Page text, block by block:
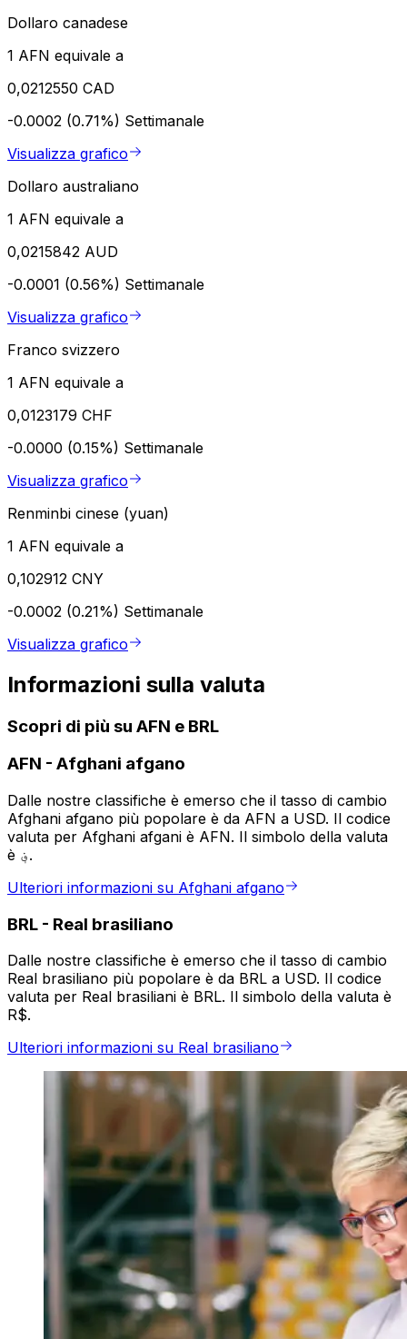
Dollaro canadese
1 AFN equivale a
0,0212550 CAD
-0.0002 (0.71%) Settimanale
Visualizza grafico
Dollaro australiano
1 AFN equivale a
0,0215842 AUD
-0.0001 (0.56%) Settimanale
Visualizza grafico
Franco svizzero
1 AFN equivale a
0,0123179 CHF
-0.0000 (0.15%) Settimanale
Visualizza grafico
Renminbi cinese (yuan)
1 AFN equivale a
0,102912 CNY
-0.0002 (0.21%) Settimanale
Visualizza grafico
Informazioni sulla valuta
Scopri di più su AFN e BRL
AFN - Afghani afgano
Dalle nostre classifiche è emerso che il tasso di cambio
Afghani afgano più popolare è da AFN a USD. Il codice
valuta per Afghani afgani è AFN. Il simbolo della valuta
è ؋.
Ulteriori informazioni su Afghani afgano
BRL - Real brasiliano
Dalle nostre classifiche è emerso che il tasso di cambio
Real brasiliano più popolare è da BRL a USD. Il codice
valuta per Real brasiliani è BRL. Il simbolo della valuta è
R$.
Ulteriori informazioni su Real brasiliano